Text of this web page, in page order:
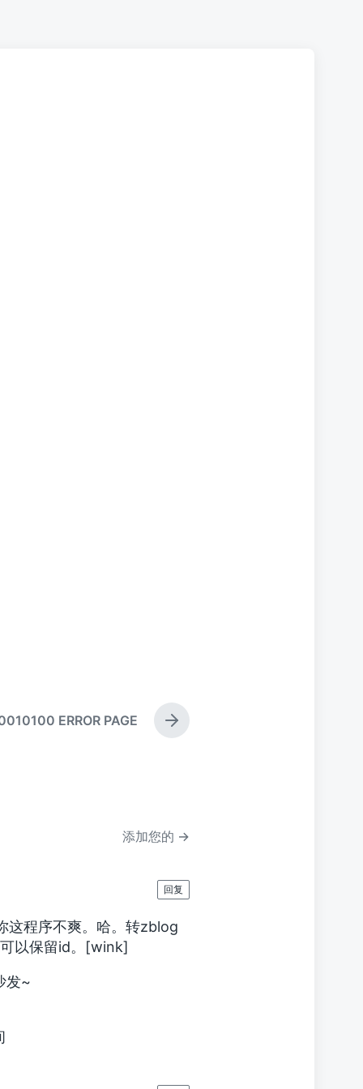
下
篇
ERROR PAGE
添加您的 →
这程序不爽。哈。转zblog
以保留id。[wink]
发~
回复